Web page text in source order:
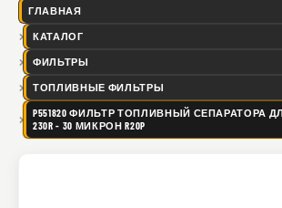
ГЛАВНАЯ
КАТАЛОГ
ФИЛЬТРЫ
ТОПЛИВНЫЕ ФИЛЬТРЫ
P551820 ФИЛЬТР ТОПЛИВНЫЙ СЕПАРАТОРА
230R - 30 МИКРОН R20P